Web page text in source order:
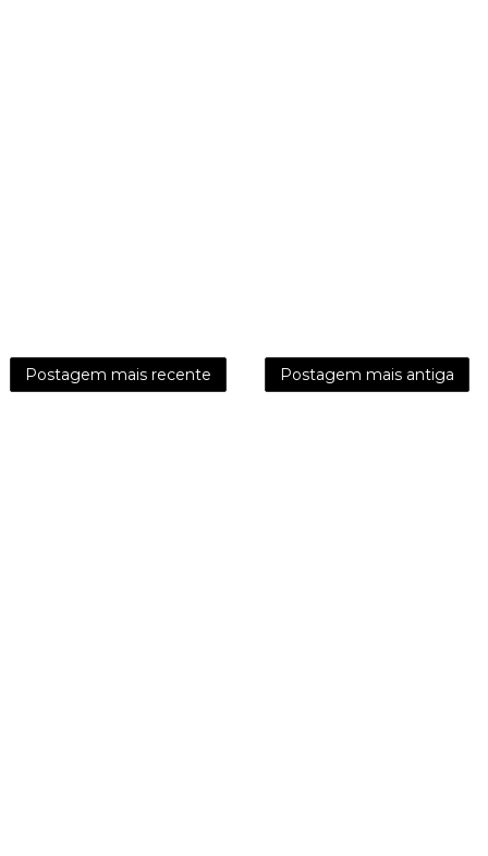
Postagem mais recente Postagem mais antiga